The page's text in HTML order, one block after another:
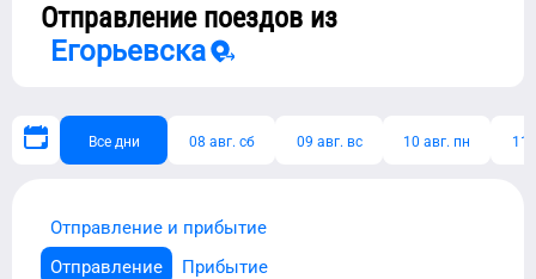
Отправление поездов из
Егорьевска
Все дни 08 авг. сб 09 авг. вс 10 авг. пн 11
Отправление и прибытие
Отправление
Прибытие